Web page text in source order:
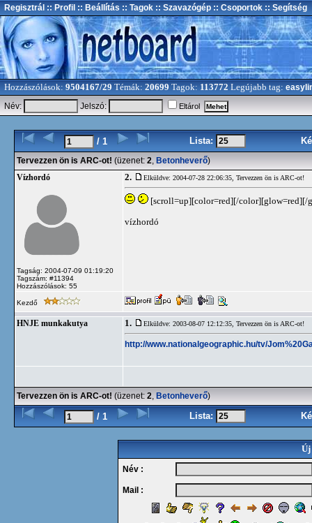
Regisztrál :: Profil :: Beállítás :: Tagok :: Szavazógép :: Csoportok :: Segítség
Hozzászólások: 9504167/29 Témák: 20699 Tagok: 113772 Legújabb tag:
Név:
Jelszó: Eltárol
/ 1 Lista:
Tervezzen ön is ARC-ot! (üzenet: 2, Betonheverő)
Vízhordó
Tagság: 2004-07-09 01:19:20
Tagszám: #11394
Hozzászólások: 55
2. Elküldve: 2004-07-28 22:06:35, Tervezzen ön is ARC-ot!
[scroll=up][color=red][/color][glow=red][/
vízhordó
Kezdő
HNJE munkakutya 1. Elküldve: 2003-08-07 12:12:35, Tervezzen ön is ARC-ot!
http://www.nationalgeographic.hu/tv/
Tervezzen ön is ARC-ot! (üzenet: 2, Betonheverő)
/ 1 Lista:
Új
Név :
Mail :